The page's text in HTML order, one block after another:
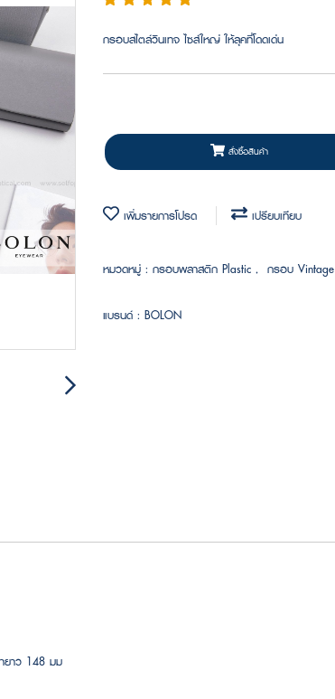
กรอบสไตล์วินเทจ ไซส์ใหญ่ ให้ลุคที่โดดเด่น
สั่งซื้อสินค้า
เพิ่มรายการโปรด เปรียบเทียบ
หมวดหมู่ : กรอบพลาสติก Plastic , กรอบ Vintage
แบรนด์ : BOLON
ยาว 148 มม